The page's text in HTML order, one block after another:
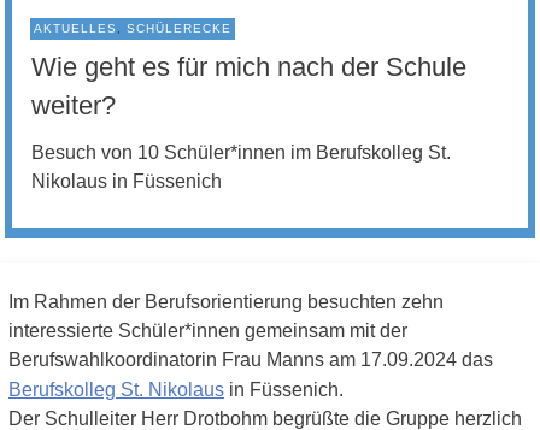
AKTUELLES SCHÜLERECKE
Wie geht es für mich nach der Schule
weiter?
Besuch von 10 Schüler*innen im Berufskolleg St.
Nikolaus in Füssenich
Im Rahmen der Berufsorientierung besuchten zehn
interessierte Schüler*innen gemeinsam mit der
Berufswahlkoordinatorin Frau Manns am 17.09.2024 das
Berufskolleg St. Nikolaus in Füssenich.
Der Schulleiter Herr Drotbohm begrüßte die Gruppe herzlich